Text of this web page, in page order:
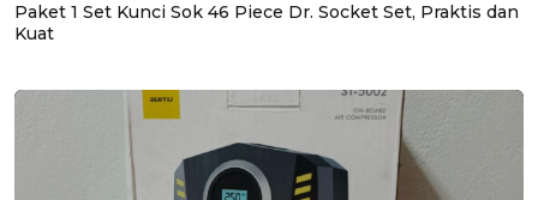
Paket 1 Set Kunci Sok 46 Piece Dr. Socket Set, Praktis dan
Kuat